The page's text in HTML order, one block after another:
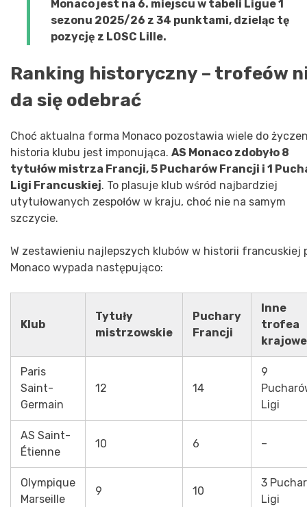
Monaco jest na 6. miejscu w tabeli Ligue 1
sezonu 2025/26 z 34 punktami, dzieląc tę
pozycję z LOSC Lille.
Ranking historyczny – trofeów
da się odebrać
Choć aktualna forma Monaco pozostawia wiele do
historia klubu jest imponująca. AS Monaco zdobyło 8
tytułów mistrza Francji, 5 Pucharów Francji i 1
Ligi Francuskiej. To plasuje klub wśród najbardziej
utytułowanych zespołów w kraju, choć nie na samym
szczycie.
W zestawieniu najlepszych klubów w historii francuskiej
Monaco wypada następująco:
Klub
Tytuły
mistrzowskie
Puchary
Francji
Inne
trofea
krajowe
Paris
Saint-
Germain
12 14
9
Ligi
AS Saint-
Étienne
10 6 –
Olympique
Marseille
9 10
3
Ligi